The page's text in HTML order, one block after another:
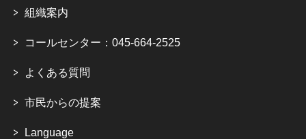
組織案内
コールセンター：045-664-2525
よくある質問
市民からの提案
Language